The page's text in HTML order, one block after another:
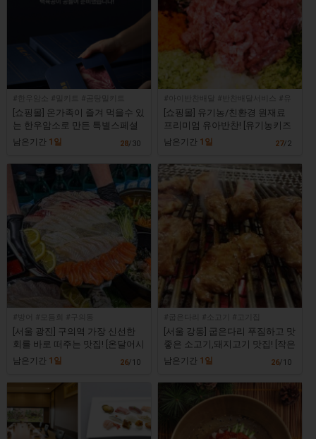
#한우암소 #밀키트 #곰탕밀키트
[쇼핑몰] 온가족이 즐겨 먹을수 있
는 한우암소로 만든 특별스페셜
곰탕 밀키트 [백육공]
남은기간 1일 28/30
#아이반찬배달 #반찬배달서비스 #유
기농유아반찬 #유기농아이반찬 #유기
농키즈앤푸드
[쇼핑몰] 유기농/친환경 원재료
프리미엄 유아반찬! [유기농키즈
앤푸드 유아반찬]
남은기간 1일 27/2
#방어 #모듬회 #구의동
[서울 광진] 구의역 가장 신선한
회를 바로 떠주는 맛집! [온달어시
장]
남은기간 1일 26/10
#굽은다리 #소고기 #고기집
[서울 강동] 굽은다리 푸짐하고 맛
좋은 소고기,돼지고기 맛집! [작은
깡통]
남은기간 1일 26/10